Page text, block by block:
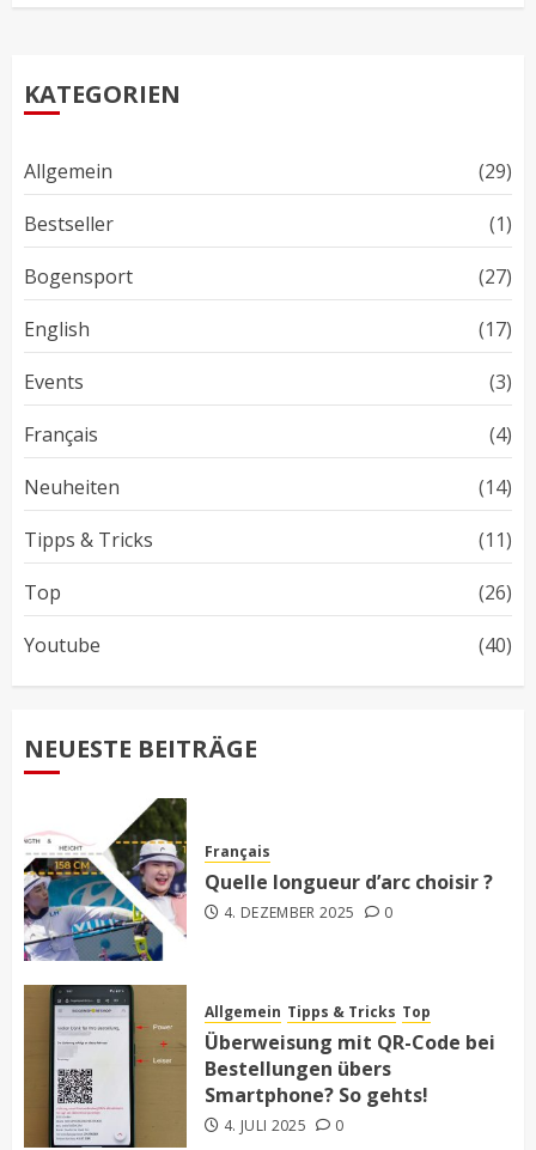
KATEGORIEN
Allgemein
(29)
Bestseller
(1)
Bogensport
(27)
English
(17)
Events
(3)
Français
(4)
Neuheiten
(14)
Tipps & Tricks
(11)
Top
(26)
Youtube
(40)
NEUESTE BEITRÄGE
Français
Quelle longueur d’arc choisir ?
4. DEZEMBER 2025 0
Allgemein Tipps & Tricks Top
Überweisung mit QR-Code bei
Bestellungen übers
Smartphone? So gehts!
4. JULI 2025 0